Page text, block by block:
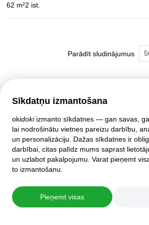
62 m²2 ist.
Parādīt sludinājumus
Sīkdatņu izmantošana
okidokiizmanto sīkdatnes — gan savas,
lai nodrošinātu vietnes pareizu darbību,
un personalizāciju. Dažas sīkdatnes ir
darbībai, citas palīdz mums saprast
un uzlabot pakalpojumu. Varat pieņemt
to izmantošanu.
Pieņemt visas
Klientu atbalsts
Palīdzība
Politika un līgumi
Privātuma iestatījumi
Pilnā mājas lapas versija
© 2007–2026 oki